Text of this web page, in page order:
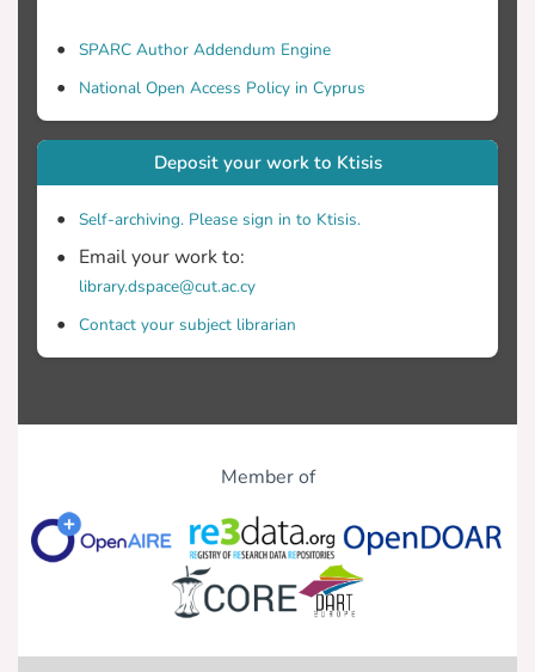
SPARC Author Addendum Engine
National Open Access Policy in Cyprus
Deposit your work to Ktisis
Self-archiving. Please sign in to Ktisis.
Email your work to:
library.dspace@cut.ac.cy
Contact your subject librarian
Member of